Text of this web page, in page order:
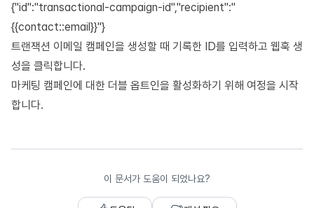
{"id":"transactional-campaign-id","recipient":"
{{contact::email}}"}
트랜잭션 이메일 캠페인을 생성할 때 기록한 ID를 입력하고 웹훅 생
성을 클릭합니다.
마케팅 캠페인에 대한 더블 옵트인을 활성화하기 위해 여정을 시작
합니다.
이 문서가 도움이 되었나요?